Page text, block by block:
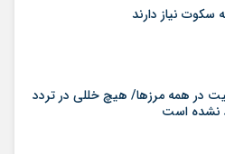
سکوت نیاز دارند
در همه مرزها/ هیچ‌ خللی در تردد
نشده است